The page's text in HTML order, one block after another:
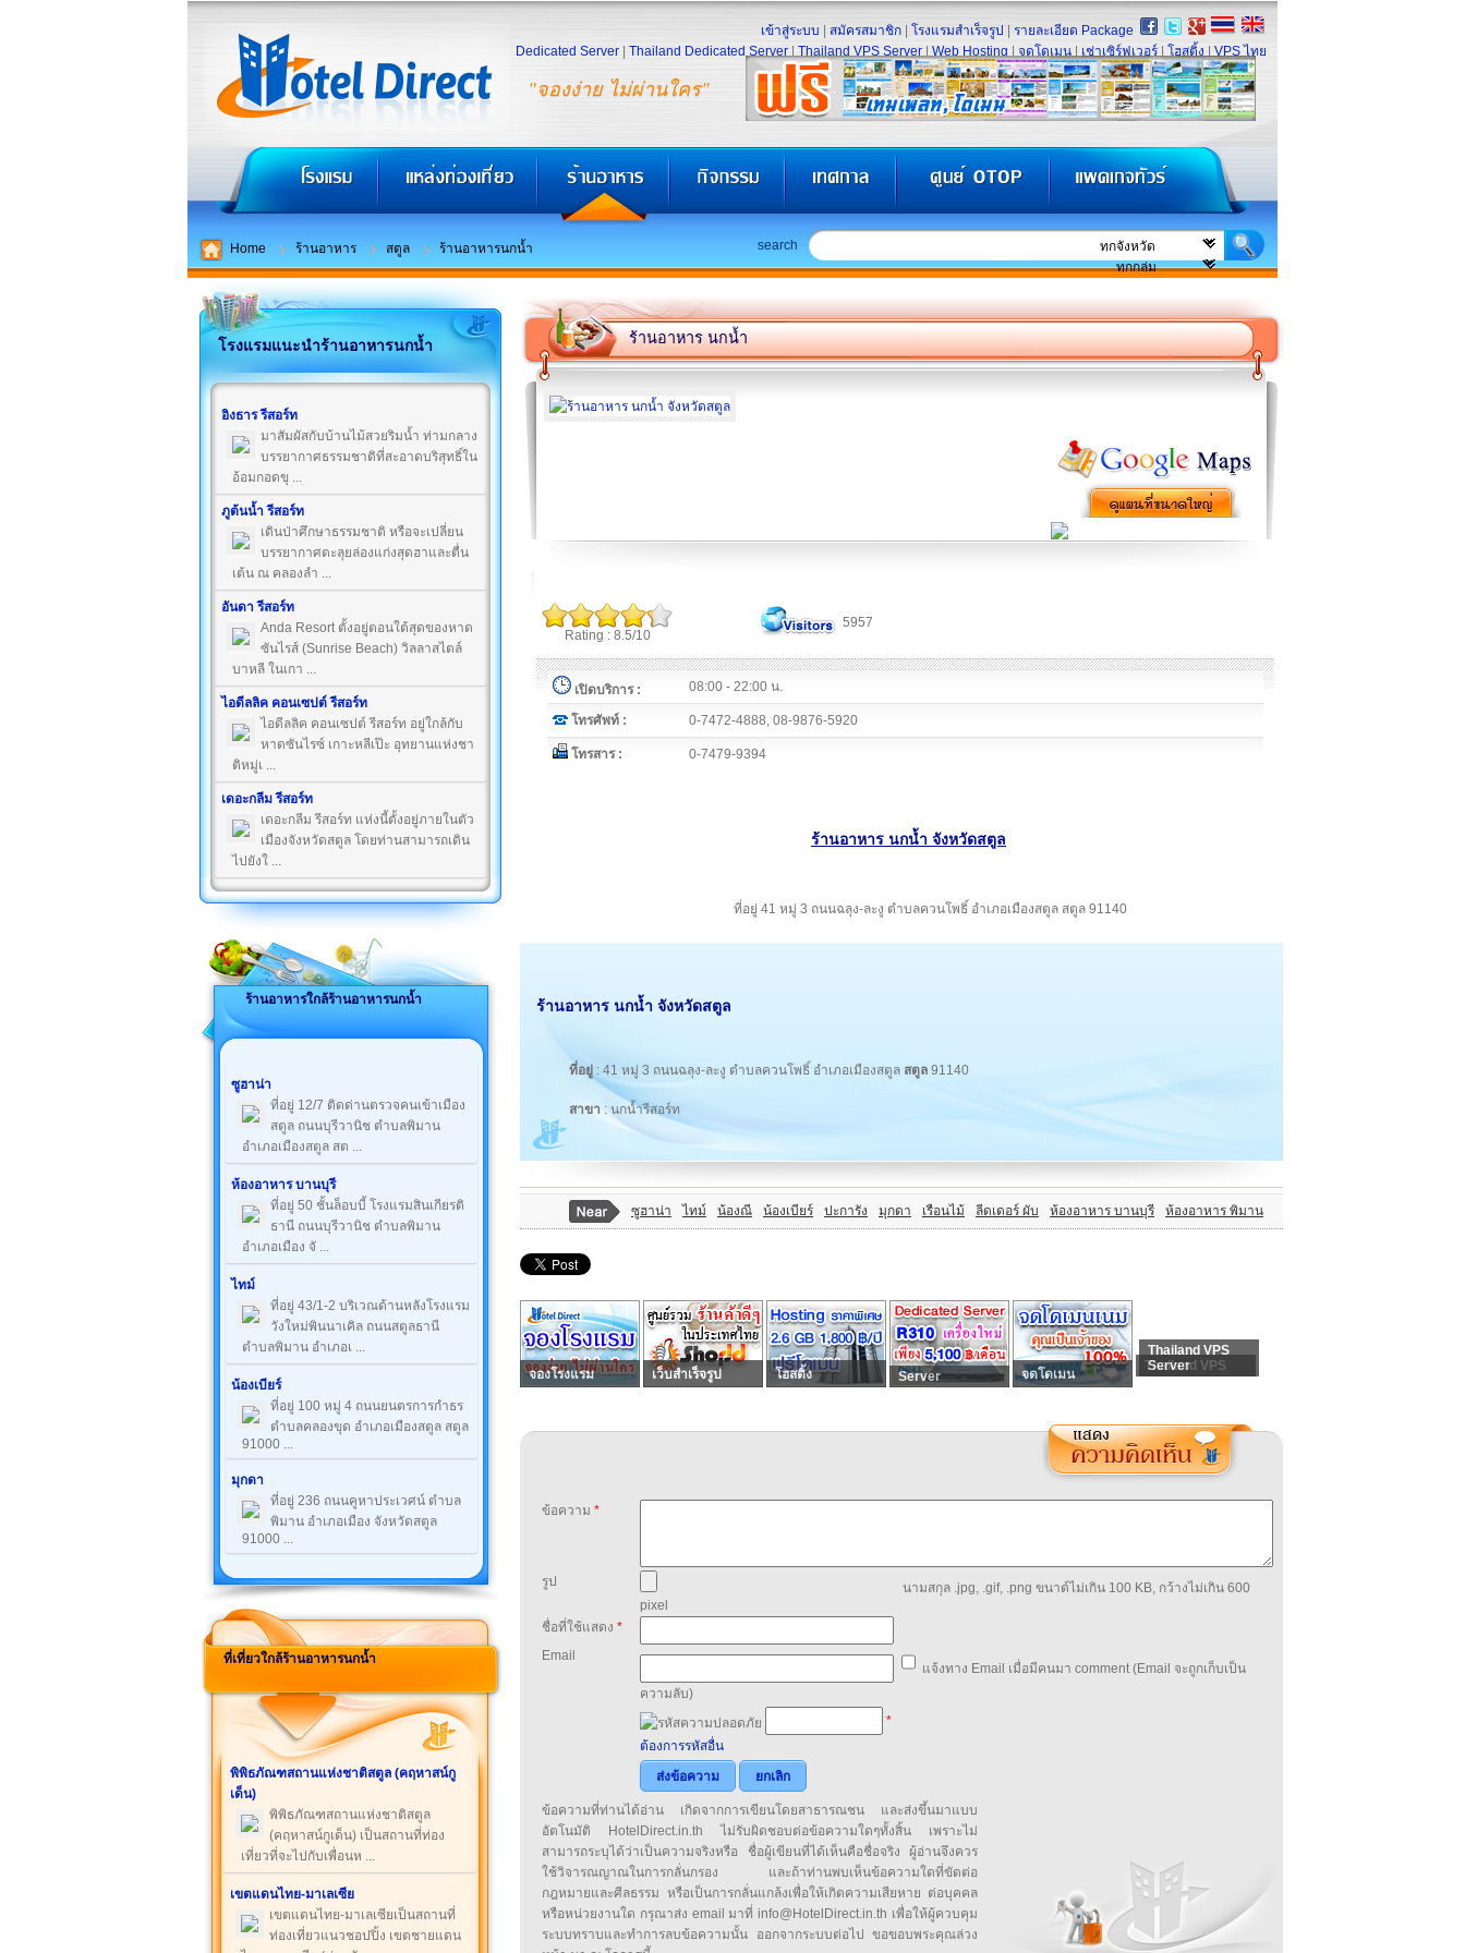
"จองง่าย ไม่ผ่านใคร"
เข้าสู่ระบบ สมัครสมาชิก โรงแรมสำเร็จรูป
รายละเอียด Package
Dedicated Server
Thailand Dedicated Server Thailand VPS Server Web Hosting จดโดเมน เช่าเซิร์ฟเวอร์ โฮสติ้ง VPS ไทย
Home ร้านอาหาร สตูล ร้านอาหารนกน้ำ search
โรงแรมแนะนำร้านอาหารนกน้ำ
อิงธาร รีสอร์ท
มาสัมผัสกับบ้านไม้สวยริมน้ำ ท่ามกลาง
บรรยากาศธรรมชาติที่สะอาดบริสุทธิ์ใน
อ้อมกอดขุ ...
ภูต้นน้ำ รีสอร์ท
เดินป่าศึกษาธรรมชาติ หรือจะเปลี่ยน
บรรยากาศตะลุยล่องแก่งสุดฮาและตื่น
เต้น ณ คลองลำ ...
อันดา รีสอร์ท
Anda Resort ตั้งอยู่ตอนใต้สุดของหาด
ซันไรส์ (Sunrise Beach) วิลลาสไตล์
บาหลี ในเกา ...
ไอดีลลิค คอนเซปต์ รีสอร์ท
ไอดีลลิค คอนเซปต์ รีสอร์ท อยู่ใกล้กับ
หาดซันไรซ์ เกาะหลีเป๊ะ อุทยานแห่งชา
ติหมู่เ ...
เดอะกลีม รีสอร์ท
เดอะกลีม รีสอร์ท แห่งนี้ตั้งอยู่ภายในตัว
เมืองจังหวัดสตูล โดยท่านสามารถเดิน
ไปยังใ ...
ร้านอาหารใกล้ร้านอาหารนกน้ำ
ซูฮาน่า
ที่อยู่ 12/7 ติดด่านตรวจคนเข้าเมือง
สตูล ถนนบุรีวานิช ตำบลพิมาน
อำเภอเมืองสตูล สต ...
ห้องอาหาร บานบุรี
ที่อยู่ 50 ชั้นล็อบบี้ โรงแรมสินเกียรติ
ธานี ถนนบุรีวานิช ตำบลพิมาน
อำเภอเมือง จั ...
ไทม์
ที่อยู่ 43/1-2 บริเวณด้านหลังโรงแรม
วังใหม่พินนาเคิล ถนนสตูลธานี
ตำบลพิมาน อำเภอเ ...
น้องเบียร์
ที่อยู่ 100 หมู่ 4 ถนนยนตรการกำธร
ตำบลคลองขุด อำเภอเมืองสตูล สตูล
91000 ...
มุกดา
ที่อยู่ 236 ถนนคูหาประเวศน์ ตำบล
พิมาน อำเภอเมือง จังหวัดสตูล
91000 ...
ที่เที่ยวใกล้ร้านอาหารนกน้ำ
พิพิธภัณฑสถานแห่งชาติสตูล (คฤหาสน์กู
เด็น)
พิพิธภัณฑสถานแห่งชาติสตูล
(คฤหาสน์กูเด็น) เป็นสถานที่ท่อง
เที่ยวที่จะไปกับเพื่อนห ...
เขตแดนไทย-มาเลเซีย
เขตแดนไทย-มาเลเซียเป็นสถานที่
ท่องเที่ยวแนวชอปปิ้ง เขตชายแดน
ร้านอาหาร นกน้ำ
Rating : 8.5/10
5957
เปิดบริการ : 08:00 - 22:00 น.
โทรศัพท์ : 0-7472-4888, 08-9876-5920
โทรสาร : 0-7479-9394
ร้านอาหาร นกน้ำ จังหวัดสตูล
ที่อยู่ 41 หมู่ 3 ถนนฉลุง-ละงู ตำบลควนโพธิ์ อำเภอเมืองสตูล สตูล 91140
ร้านอาหาร นกน้ำ จังหวัดสตูล
ที่อยู่ : 41 หมู่ 3 ถนนฉลุง-ละงู ตำบลควนโพธิ์ อำเภอเมืองสตูล สตูล 91140
สาขา : นกน้ำรีสอร์ท
ซูฮาน่า ไทม์ น้องณี น้องเบียร์ ปะการัง มุกดา เรือนไม้ ลีดเดอร์ ผับ ห้องอาหาร บานบุรี ห้องอาหาร พิมาน
จองโรงแรม เว็บสำเร็จรูป โฮสติ้ง Server จดโดเมน
Thailand VPS
Thailand VPS
Server
ข้อความ *
รูป
นามสกุล .jpg, .gif, .png ขนาด์ไม่เกิน 100 KB, กว้างไม่เกิน 600
pixel
ชื่อที่ใช้แสดง *
Email
แจ้งทาง Email เมื่อมีคนมา comment (Email จะถูกเก็บเป็น
ความลับ)
*
ต้องการรหัสอื่น
ส่งข้อความ
ยกเลิก
ข้อความที่ท่านได้อ่าน เกิดจากการเขียนโดยสาธารณชน และส่งขึ้นมาแบบ
อัตโนมัติ HotelDirect.in.th ไม่รับผิดชอบต่อข้อความใดๆทั้งสิ้น เพราะไม่
สามารถระบุได้ว่าเป็นความจริงหรือ ชื่อผู้เขียนที่ได้เห็นคือชื่อจริง ผู้อ่านจึงควร
ใช้วิจารณญาณในการกลั่นกรอง และถ้าท่านพบเห็นข้อความใดที่ขัดต่อ
กฎหมายและศีลธรรม หรือเป็นการกลั่นแกล้งเพื่อให้เกิดความเสียหาย ต่อบุคคล
หรือหน่วยงานใด กรุณาส่ง email มาที่ info@HotelDirect.in.th เพื่อให้ผู้ควบคุม
ระบบทราบและทำการลบข้อความนั้น ออกจากระบบต่อไป ขอขอบพระคุณล่วง